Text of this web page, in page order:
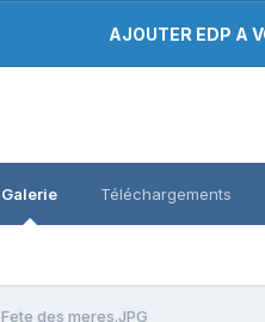
AJOUTER EDP A
Galerie Téléchargements
Fete des meres.JPG